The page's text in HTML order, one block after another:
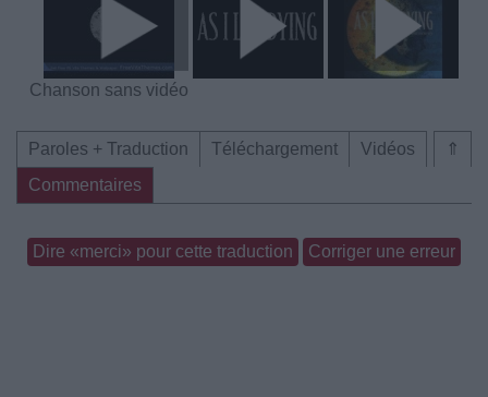
Chanson sans vidéo
⇑
Paroles + Traduction Téléchargement
Vidéos
Commentaires
Dire «merci» pour cette traduction Corriger une erreur